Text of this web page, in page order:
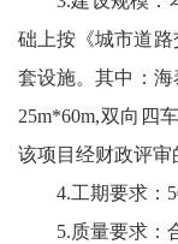
础上按《城市道
套设施。其中：海
25m*60m,双向四
该项目经财政评审
4.工期要求：
5.质量要求：